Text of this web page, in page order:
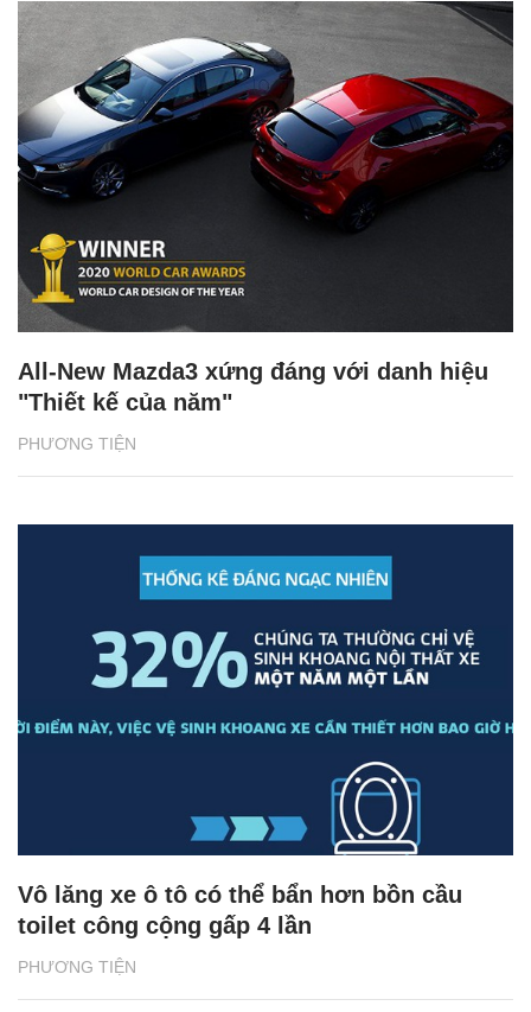
PHƯƠNG TIỆN
All-New Mazda3 xứng đáng với danh hiệu
"Thiết kế của năm"
PHƯƠNG TIỆN
Vô lăng xe ô tô có thể bẩn hơn bồn cầu
toilet công cộng gấp 4 lần